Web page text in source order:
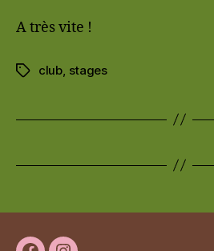
A très vite !
Étiquettes
club stages